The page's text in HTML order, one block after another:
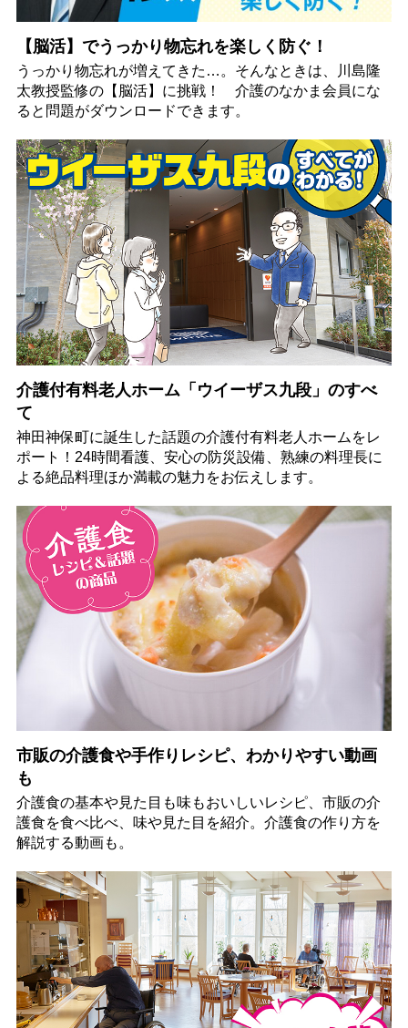
【脳活】でうっかり物忘れを楽しく防ぐ！
うっかり物忘れが増えてきた…。そんなときは、川島隆
太教授監修の【脳活】に挑戦！ 介護のなかま会員にな
ると問題がダウンロードできます。
介護付有料老人ホーム「ウイーザス九段」のすべ
て
神田神保町に誕生した話題の介護付有料老人ホームをレ
ポート！24時間看護、安心の防災設備、熟練の料理長に
よる絶品料理ほか満載の魅力をお伝えします。
市販の介護食や手作りレシピ、わかりやすい動画
も
介護食の基本や見た目も味もおいしいレシピ、市販の介
護食を食べ比べ、味や見た目を紹介。介護食の作り方を
解説する動画も。